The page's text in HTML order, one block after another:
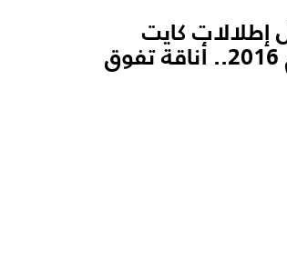
إطلالات كايت
ميدلتون لعام 2016.. أناقة تفوق